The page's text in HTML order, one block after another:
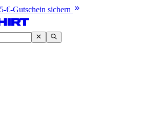
€-Gutschein sichern